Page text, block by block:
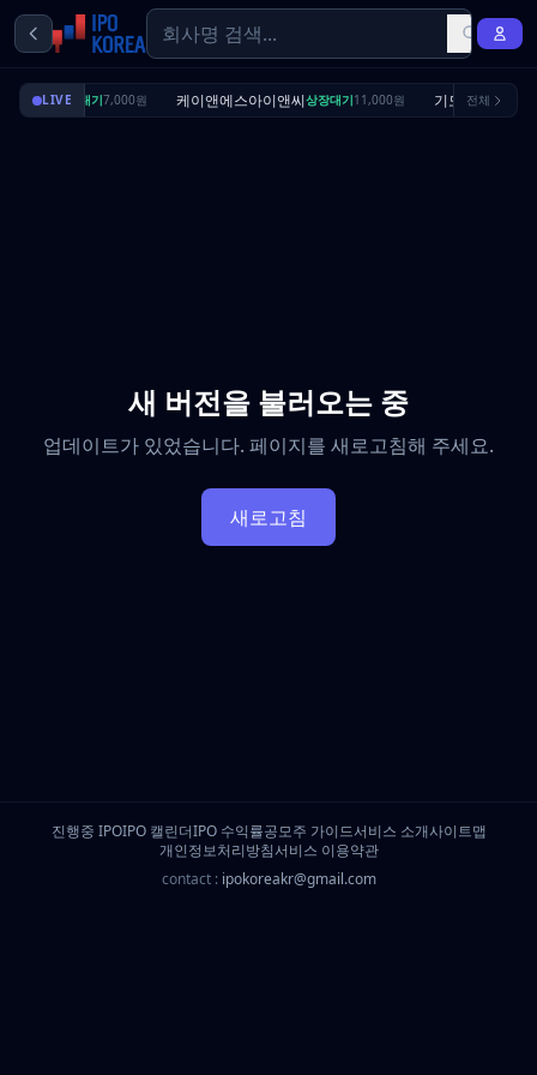
LIVE
리셔스상장대기7,000원 케이앤에스아이앤씨상장대기11,000원 기도산업 수요예
전체
새 버전을 불러오는 중
업데이트가 있었습니다. 페이지를 새로고침해 주세요.
새로고침
진행중 IPOIPO 캘린더IPO 수익률공모주 가이드서비스 소개사이트맵
개인정보처리방침서비스 이용약관
contact : ipokoreakr@gmail.com